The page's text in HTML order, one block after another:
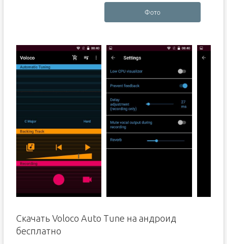
Фото
Скачать Voloco Auto Tune на андроид
бесплатно